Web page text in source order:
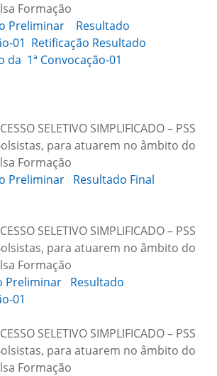
Formação
Preliminar
Resultado
01 Retificação Resultado
da 1ª Convocação-01
SELETIVO SIMPLIFICADO – PSS
para atuarem no âmbito do
Formação
Preliminar Resultado Final
SELETIVO SIMPLIFICADO – PSS
para atuarem no âmbito do
Formação
Preliminar Resultado
01
SELETIVO SIMPLIFICADO – PSS
para atuarem no âmbito do
Formação